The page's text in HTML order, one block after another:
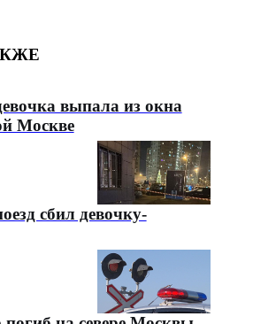
выпала из окна
Москве
сбил девочку-